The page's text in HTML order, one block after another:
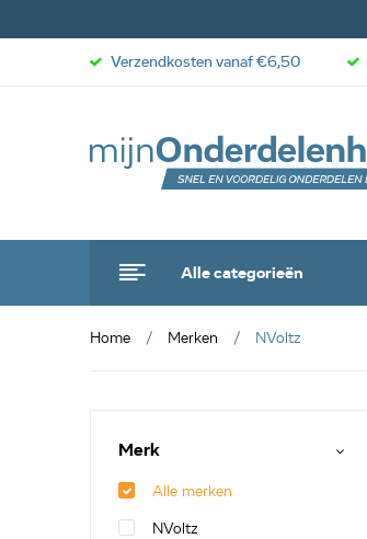
Alle categorieën
Verzendkosten vanaf €6,50
Home Merken NVoltz
Merk
Alle merken
NVoltz